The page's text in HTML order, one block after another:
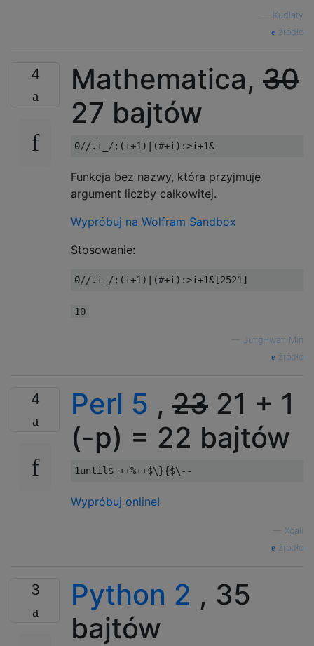
Kudłaty
źródło
4 Mathematica, 30
27 bajtów
Funkcja bez nazwy, która przyjmuje
argument liczby całkowitej.
Wypróbuj na Wolfram Sandbox
Stosowanie:
10
JungHwan Min
źródło
4 Perl 5 , 23 21 + 1
(-p) = 22 bajtów
1until $_ ++%++$\}{$\- -
Wypróbuj online!
Xcali
źródło
3 Python 2 , 35
bajtów